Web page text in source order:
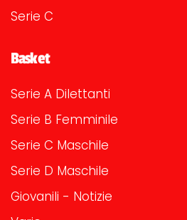
Serie C
Basket
Serie A Dilettanti
Serie B Femminile
Serie C Maschile
Serie D Maschile
Giovanili - Notizie